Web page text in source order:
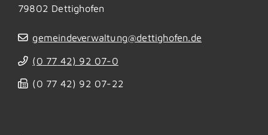
79802 Dettighofen
gemeindeverwaltung@dettighofen.de
(0 77 42) 92 07-0
(0 77 42) 92 07-22